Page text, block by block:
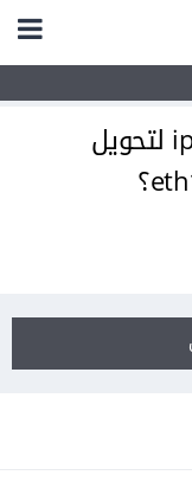
كيف أستخدم iptables لتحويل